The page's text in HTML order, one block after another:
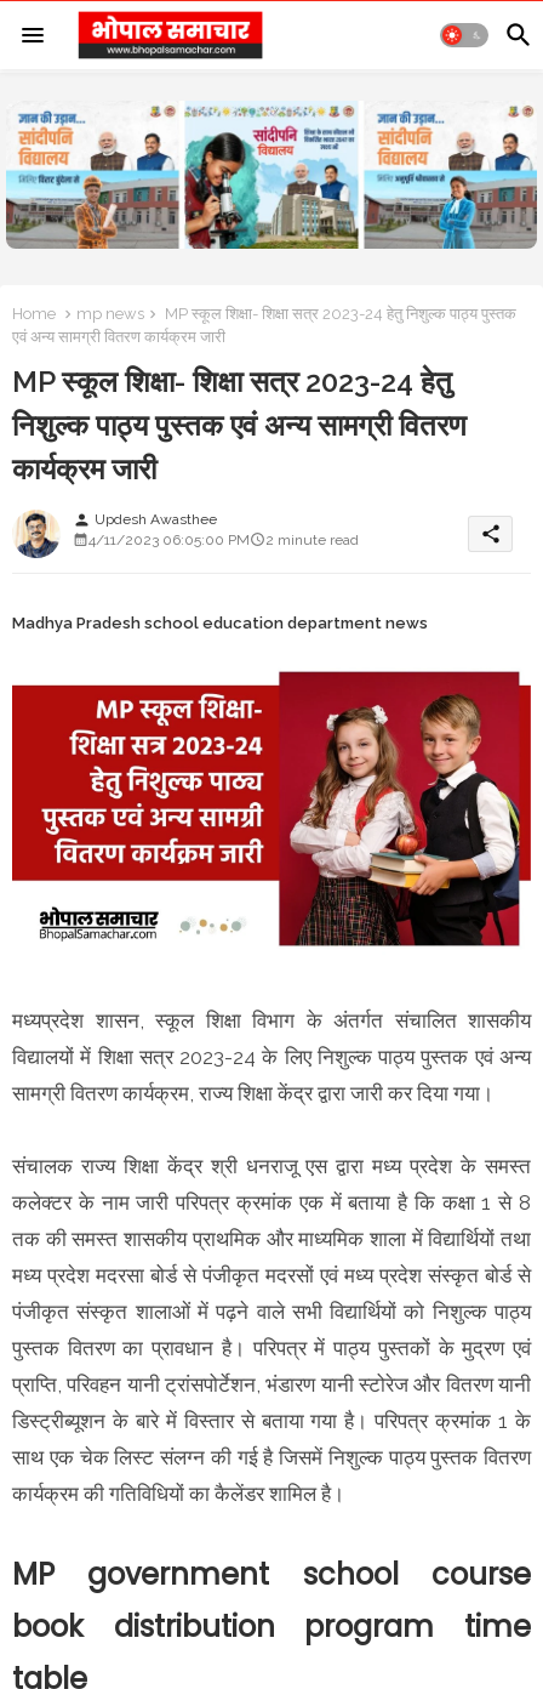
Home mp news
MP स्कूल शिक्षा- शिक्षा सत्र 2023-24 हेतु निशुल्क पाठ्य पुस्तक
एवं अन्य सामग्री वितरण कार्यक्रम जारी
MP स्कूल शिक्षा- शिक्षा सत्र 2023-24 हेतु
निशुल्क पाठ्य पुस्तक एवं अन्य सामग्री वितरण
कार्यक्रम जारी
person Updesh Awasthee
4/11/2023 06:05:00 PM
2 minute read share
Madhya Pradesh school education department news
मध्यप्रदेश शासन, स्कूल शिक्षा विभाग के अंतर्गत संचालित शासकीय
विद्यालयों में शिक्षा सत्र 2023-24 के लिए निशुल्क पाठ्य पुस्तक एवं अन्य
सामग्री वितरण कार्यक्रम, राज्य शिक्षा केंद्र द्वारा जारी कर दिया गया।
संचालक राज्य शिक्षा केंद्र श्री धनराजू एस द्वारा मध्य प्रदेश के समस्त
कलेक्टर के नाम जारी परिपत्र क्रमांक एक में बताया है कि कक्षा 1 से 8
तक की समस्त शासकीय प्राथमिक और माध्यमिक शाला में विद्यार्थियों तथा
मध्य प्रदेश मदरसा बोर्ड से पंजीकृत मदरसों एवं मध्य प्रदेश संस्कृत बोर्ड से
पंजीकृत संस्कृत शालाओं में पढ़ने वाले सभी विद्यार्थियों को निशुल्क पाठ्य
पुस्तक वितरण का प्रावधान है। परिपत्र में पाठ्य पुस्तकों के मुद्रण एवं
प्राप्ति, परिवहन यानी ट्रांसपोर्टेशन, भंडारण यानी स्टोरेज और वितरण यानी
डिस्ट्रीब्यूशन के बारे में विस्तार से बताया गया है। परिपत्र क्रमांक 1 के
साथ एक चेक लिस्ट संलग्न की गई है जिसमें निशुल्क पाठ्य पुस्तक वितरण
कार्यक्रम की गतिविधियों का कैलेंडर शामिल है।
MP government school course
book distribution program time
table